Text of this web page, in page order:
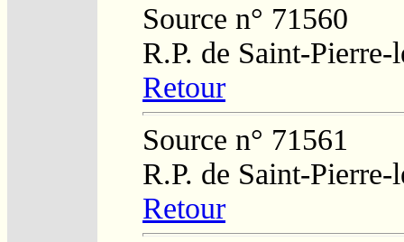
Source n° 71560
R.P. de Saint-
Retour
Source n° 71561
R.P. de Saint-
Retour